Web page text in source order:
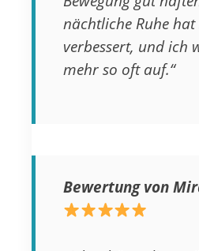
nächtliche Ruhe
verbessert, und ich
mehr so oft auf.“
Bewertung von